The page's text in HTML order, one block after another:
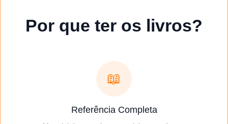
Por que ter os livros?
📖
Referência Completa